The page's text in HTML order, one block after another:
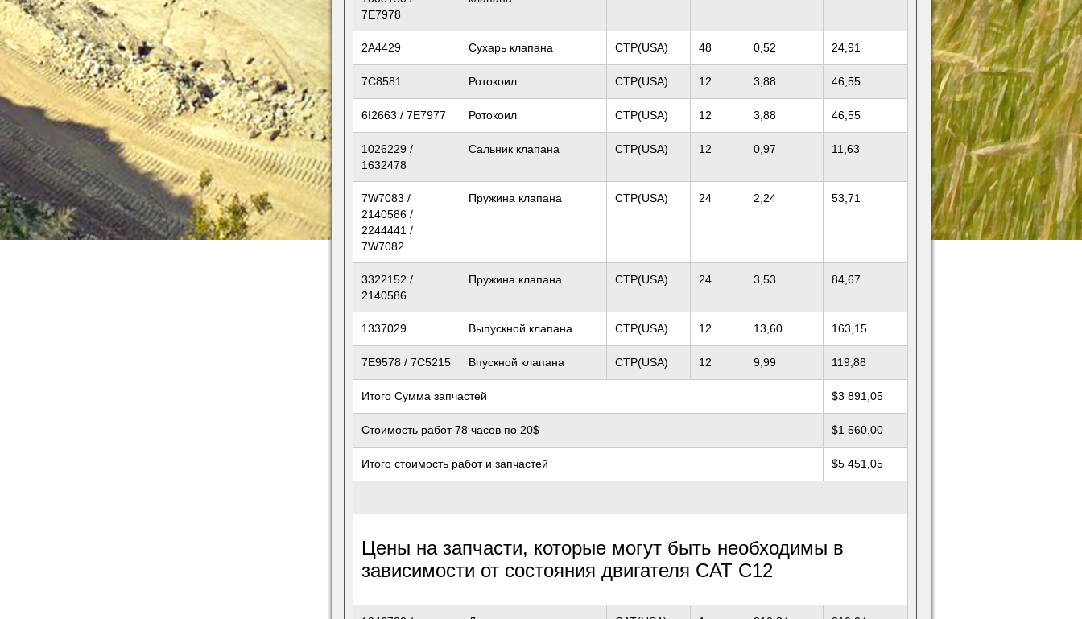
7E7978
2A4429 Сухарь клапана CTP(USA) 48 0,52 24,91
7C8581 Ротокоил CTP(USA) 12 3,88 46,55
6I2663 / 7E7977 Ротокоил CTP(USA) 12 3,88 46,55
1026229 /
1632478
Сальник клапана CTP(USA) 12 0,97 11,63
7W7083 /
2140586 /
2244441 /
7W7082
Пружина клапана CTP(USA) 24 2,24 53,71
3322152 /
2140586
Пружина клапана CTP(USA) 24 3,53 84,67
1337029 Выпускной клапана CTP(USA) 12 13,60 163,15
7E9578 / 7C5215 Впускной клапана CTP(USA) 12 9,99 119,88
Итого Сумма запчастей $3 891,05
Стоимость работ 78 часов по 20$ $1 560,00
Итого стоимость работ и запчастей $5 451,05
Цены на запчасти, которые могут быть необходимы в
зависимости от состояния двигателя CAT C12